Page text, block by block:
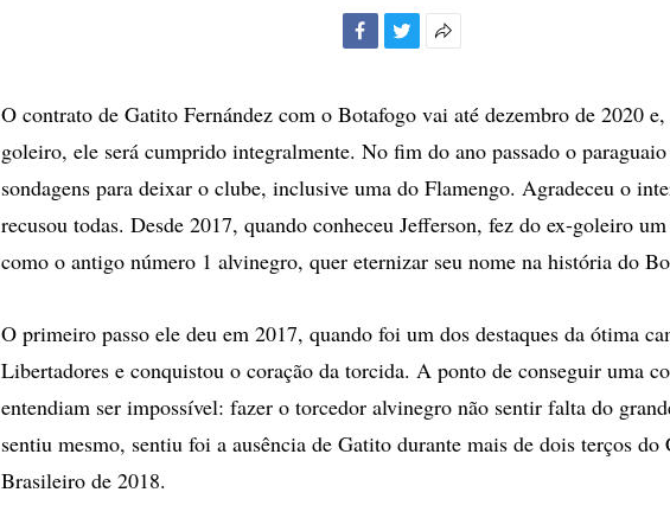
compartilhamento
O contrato de Gatito Fernández com o Botafogo vai até dezembro de 2020 e,
goleiro, ele será cumprido integralmente. No fim do ano passado o
sondagens para deixar o clube, inclusive uma do Flamengo. Agradeceu o
recusou todas. Desde 2017, quando conheceu Jefferson, fez do ex-goleiro
como o antigo número 1 alvinegro, quer eternizar seu nome na história do
O primeiro passo ele deu em 2017, quando foi um dos destaques da ótima
Libertadores e conquistou o coração da torcida. A ponto de conseguir uma
entendiam ser impossível: fazer o torcedor alvinegro não sentir falta do
sentiu mesmo, sentiu foi a ausência de Gatito durante mais de dois terços do
Brasileiro de 2018.